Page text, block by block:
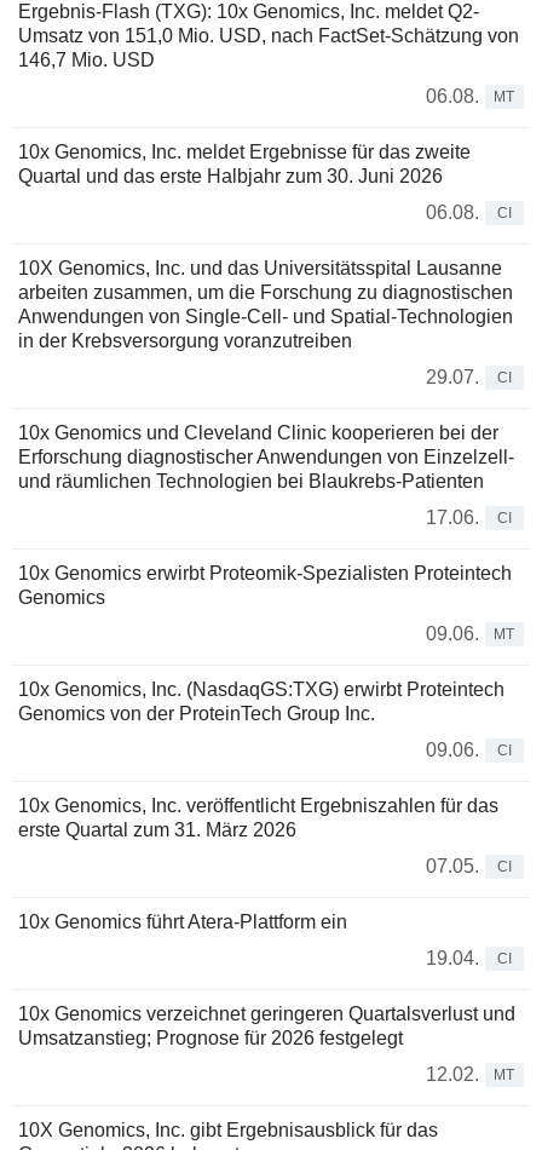
Ergebnis-Flash (TXG): 10x Genomics, Inc. meldet Q2-
Umsatz von 151,0 Mio. USD, nach FactSet-Schätzung von
146,7 Mio. USD
06.08.
MT
10x Genomics, Inc. meldet Ergebnisse für das zweite
Quartal und das erste Halbjahr zum 30. Juni 2026
06.08.
CI
10X Genomics, Inc. und das Universitätsspital Lausanne
arbeiten zusammen, um die Forschung zu diagnostischen
Anwendungen von Single-Cell- und Spatial-Technologien
in der Krebsversorgung voranzutreiben
29.07.
CI
10x Genomics und Cleveland Clinic kooperieren bei der
Erforschung diagnostischer Anwendungen von Einzelzell-
und räumlichen Technologien bei Blaukrebs-Patienten
17.06.
CI
10x Genomics erwirbt Proteomik-Spezialisten Proteintech
Genomics
09.06.
MT
10x Genomics, Inc. (NasdaqGS:TXG) erwirbt Proteintech
Genomics von der ProteinTech Group Inc.
09.06.
CI
10x Genomics, Inc. veröffentlicht Ergebniszahlen für das
erste Quartal zum 31. März 2026
07.05.
CI
10x Genomics führt Atera-Plattform ein
19.04.
CI
10x Genomics verzeichnet geringeren Quartalsverlust und
Umsatzanstieg; Prognose für 2026 festgelegt
12.02.
MT
10X Genomics, Inc. gibt Ergebnisausblick für das